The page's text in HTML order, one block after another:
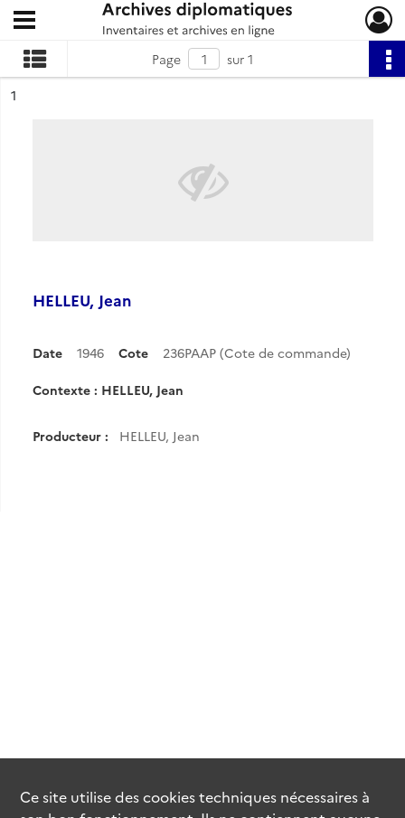
Archives diplomatiques
Ouvrir le menu déroulant
Page
sur 1
n°
1
HELLEU, Jean
Date 1946 Cote 236PAAP (Cote de commande)
Contexte : HELLEU, Jean
Producteur : HELLEU, Jean
Ce site utilise descookiestechniques nécessaires à